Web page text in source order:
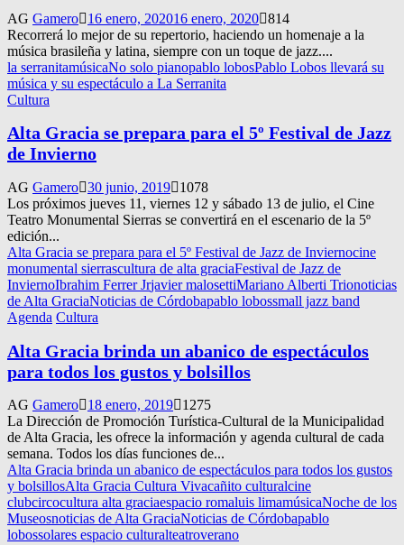
AG Gamero 16 enero, 202016 enero, 2020 814
Recorrerá lo mejor de su repertorio, haciendo un homenaje a la
música brasileña y latina, siempre con un toque de jazz....
la serranitamúsicaNo solo pianopablo lobosPablo Lobos llevará su
música y su espectáculo a La Serranita
Cultura
Alta Gracia se prepara para el 5º Festival de Jazz
de Invierno
AG Gamero 30 junio, 2019
1078
Los próximos jueves 11, viernes 12 y sábado 13 de julio, el Cine
Teatro Monumental Sierras se convertirá en el escenario de la 5º
edición...
Alta Gracia se prepara para el 5º Festival de Jazz de Inviernocine
monumental sierrascultura de alta graciaFestival de Jazz de
InviernoIbrahim Ferrer Jrjavier malosettiMariano Alberti Trionoticias
de Alta GraciaNoticias de Córdobapablo lobossmall jazz band
Agenda Cultura
Alta Gracia brinda un abanico de espectáculos
para todos los gustos y bolsillos
AG Gamero 18 enero, 2019
1275
La Dirección de Promoción Turística-Cultural de la Municipalidad
de Alta Gracia, les ofrece la información y agenda cultural de cada
semana. Todos los días funciones de...
Alta Gracia brinda un abanico de espectáculos para todos los gustos
y bolsillosAlta Gracia Cultura Vivacañito culturalcine
clubcircocultura alta graciaespacio romaluis limamúsicaNoche de los
Museosnoticias de Alta GraciaNoticias de Córdobapablo
lobossolares espacio culturalteatroverano